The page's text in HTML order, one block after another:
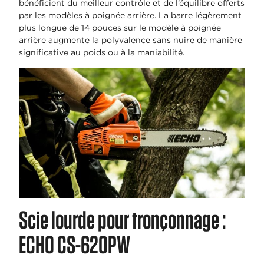
bénéficient du meilleur contrôle et de l’équilibre offerts
par les modèles à poignée arrière. La barre légèrement
plus longue de 14 pouces sur le modèle à poignée
arrière augmente la polyvalence sans nuire de manière
significative au poids ou à la maniabilité.
Scie lourde pour tronçonnage :
ECHO CS-620PW